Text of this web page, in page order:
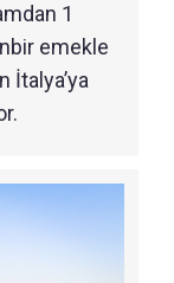
1
emekle
İtalya’ya